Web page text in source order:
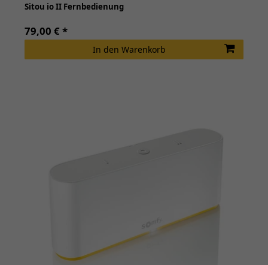
Sitou io II Fernbedienung
79,00 € *
In den Warenkorb